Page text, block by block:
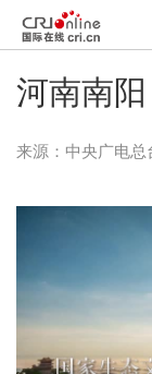
河南南
来源：中央广电总